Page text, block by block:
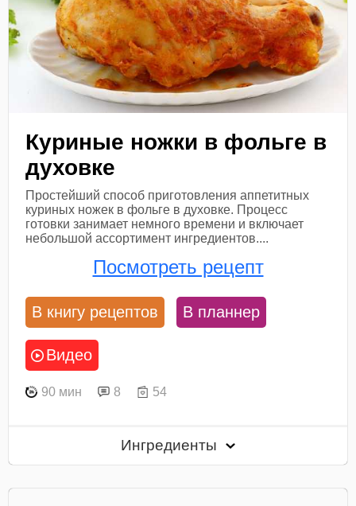
Куриные ножки в фольге в
духовке
​Простейший способ приготовления аппетитных
куриных ножек в фольге в духовке. Процесс
готовки занимает немного времени и включает
небольшой ассортимент ингредиентов....
Посмотреть рецепт
В книгу рецептов В планнер
Видео
90 мин 8 54
Ингредиенты